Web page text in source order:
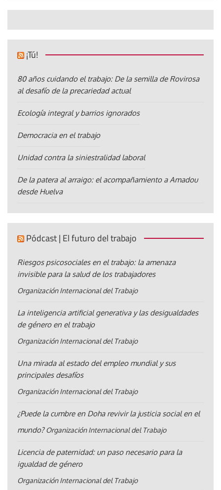
¡Tú!
80 años cuidando el trabajo: De la semilla de Rovirosa
al desafío de la precariedad actual
Ecología integral y barrios ignorados
Democracia en el trabajo
Unidad contra la siniestralidad laboral
De la patera al arraigo: el acompañamiento a Amadou
desde Huelva
Pódcast | El futuro del trabajo
Riesgos psicosociales en el trabajo: la amenaza
invisible para la salud de los trabajadores
Organización Internacional del Trabajo
La inteligencia artificial generativa y las desigualdades
de género en el trabajo
Organización Internacional del Trabajo
Una mirada al estado del empleo mundial y sus
principales desafíos
Organización Internacional del Trabajo
¿Puede la cumbre en Doha revivir la justicia social en el
mundo? Organización Internacional del Trabajo
Licencia de paternidad: un paso necesario para la
igualdad de género
Organización Internacional del Trabajo